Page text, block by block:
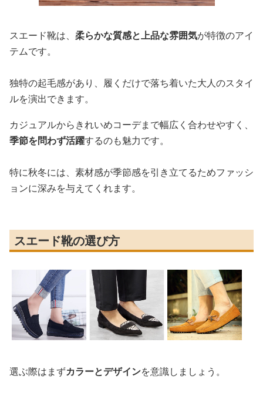
スエード靴は、 柔らかな質感と上品な雰囲気が特徴のアイ
テムです。
独特の起毛感があり、履くだけで落ち着いた大人のスタイ
ルを演出できます。
カジュアルからきれいめコーデまで幅広く合わせやすく、
季節を問わず活躍するのも魅力です。
特に秋冬には、素材感が季節感を引き立てるためファッシ
ョンに深みを与えてくれます。
スエード靴の選び方
選ぶ際はまずカラーとデザインを意識しましょう。